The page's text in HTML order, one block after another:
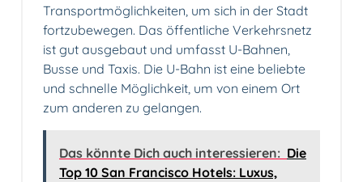
Transportmöglichkeiten, um sich in der Stadt
fortzubewegen. Das öffentliche Verkehrsnetz
ist gut ausgebaut und umfasst U-Bahnen,
Busse und Taxis. Die U-Bahn ist eine beliebte
und schnelle Möglichkeit, um von einem Ort
zum anderen zu gelangen.
Das könnte Dich auch interessieren: Die
Top 10 San Francisco Hotels: Luxus,